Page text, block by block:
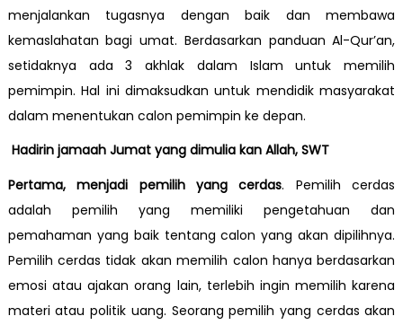
menjalankan tugasnya dengan baik dan membawa
kemaslahatan bagi umat. Berdasarkan panduan Al-Qur’an,
setidaknya ada 3 akhlak dalam Islam untuk memilih
pemimpin. Hal ini dimaksudkan untuk mendidik masyarakat
dalam menentukan calon pemimpin ke depan.
Hadirin jamaah Jumat yang dimulia kan Allah, SWT
Pertama, menjadi pemilih yang cerdas. Pemilih cerdas
adalah pemilih yang memiliki pengetahuan dan
pemahaman yang baik tentang calon yang akan dipilihnya.
Pemilih cerdas tidak akan memilih calon hanya berdasarkan
emosi atau ajakan orang lain, terlebih ingin memilih karena
materi atau politik uang. Seorang pemilih yang cerdas akan